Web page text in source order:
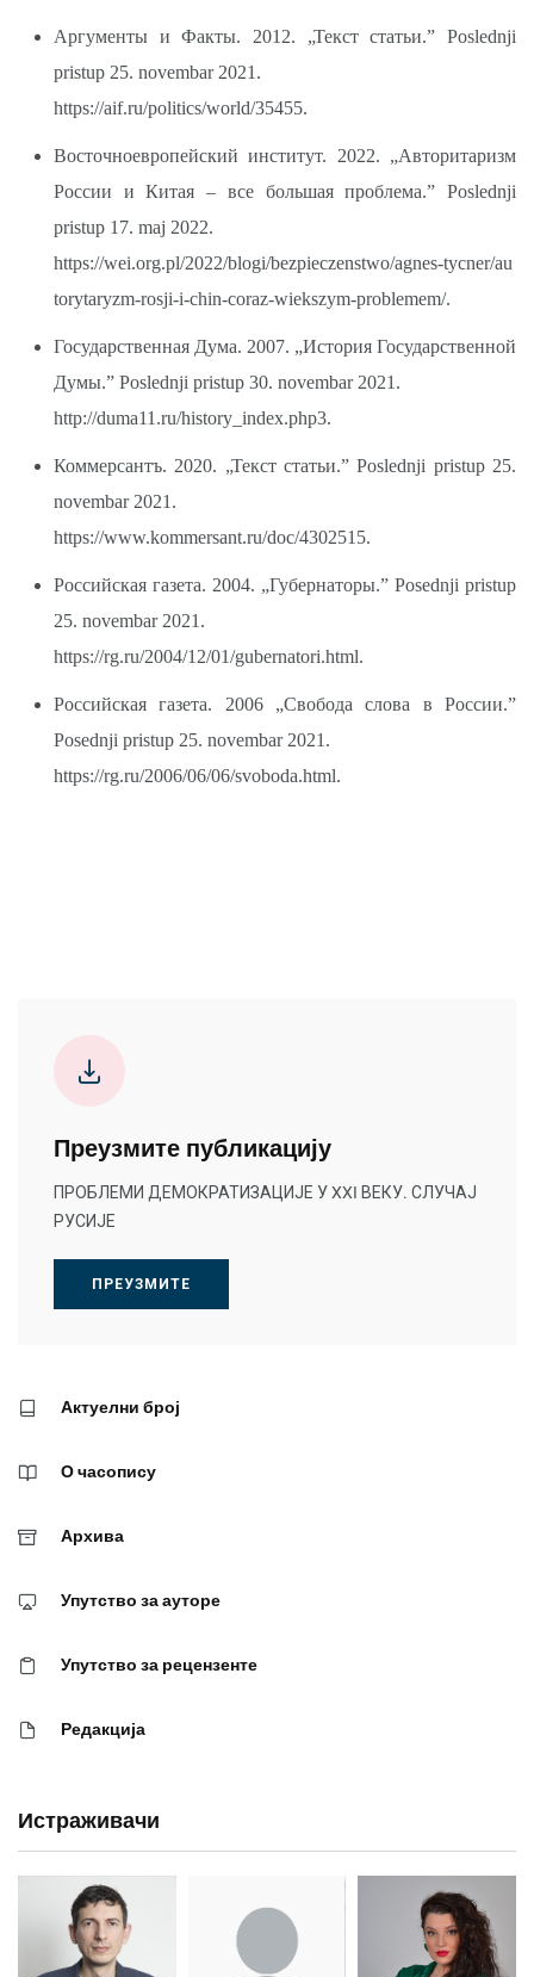
Аргументы и Факты. 2012. „Текст статьи.” Poslednji
pristup 25. novembar 2021.
https://aif.ru/politics/world/35455.
Восточноевропейский институт. 2022. „Авторитаризм
России и Китая – все большая проблема.” Poslednji
pristup 17. maj 2022.
https://wei.org.pl/2022/blogi/bezpieczenstwo/agnes-tycner/au
torytaryzm-rosji-i-chin-coraz-wiekszym-problemem/.
Государственная Дума. 2007. „История Государственной
Думы.” Poslednji pristup 30. novembar 2021.
http://duma11.ru/history_index.php3.
Коммерсантъ. 2020. „Текст статьи.” Poslednji pristup 25.
novembar 2021.
https://www.kommersant.ru/doc/4302515.
Российская газета. 2004. „Губернаторы.” Posednji pristup
25. novembar 2021.
https://rg.ru/2004/12/01/gubernatori.html.
Российская газета. 2006 „Свобода слова в России.”
Posednji pristup 25. novembar 2021.
https://rg.ru/2006/06/06/svoboda.html.
Преузмите публикацију
ПРОБЛЕМИ ДЕМОКРАТИЗАЦИЈЕ У XXI ВЕКУ. СЛУЧАЈ
РУСИЈЕ
ПРЕУЗМИТЕ
Актуелни број
О часопису
Архива
Упутство за ауторе
Упутство за рецензенте
Редакција
Истраживачи